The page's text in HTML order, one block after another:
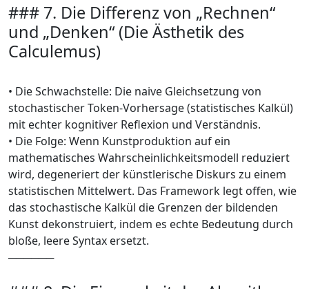
### 7. Die Differenz von „Rechnen“
und „Denken“ (Die Ästhetik des
Calculemus)
• Die Schwachstelle: Die naive Gleichsetzung von
stochastischer Token-Vorhersage (statistisches Kalkül)
mit echter kognitiver Reflexion und Verständnis.
• Die Folge: Wenn Kunstproduktion auf ein
mathematisches Wahrscheinlichkeitsmodell reduziert
wird, degeneriert der künstlerische Diskurs zu einem
statistischen Mittelwert. Das Framework legt offen, wie
das stochastische Kalkül die Grenzen der bildenden
Kunst dekonstruiert, indem es echte Bedeutung durch
bloße, leere Syntax ersetzt.
──────